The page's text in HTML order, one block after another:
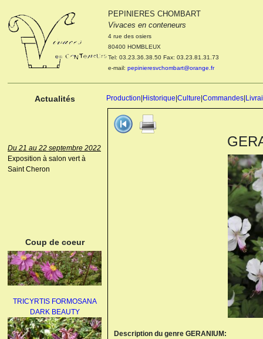
PEPINIERES CHOMBART
Vivaces en conteneurs
4 rue des osiers
80400 HOMBLEUX
Tel: 03.23.36.38.50 Fax: 03.23.81.31.73
e-mail: pepinieresvchombart@orange.fr
Actualités Production Historique Culture Commandes
Le 04 et 05 octobre 2022
Portes ouvertes de la
pépinière : Visite des
cultures, découverte des
nouveautés. Le rendez-vous
des passionnés Le mardi 04
Du 21 au 22 septembre 2022
Exposition à salon vert à
Saint Cheron
Coup de coeur
TRICYRTIS FORMOSANA
DARK BEAUTY
Description du genre GERANIUM: